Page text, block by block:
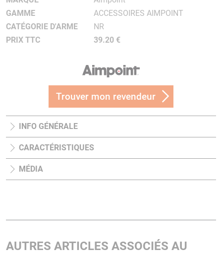
GAMME
ACCESSOIRES AIMPOINT
CATÉGORIE D'ARME
NR
PRIX TTC
39.20 €
Trouver mon revendeur
INFO GÉNÉRALE
CARACTÉRISTIQUES
MÉDIA
AUTRES ARTICLES ASSOCIÉS AU